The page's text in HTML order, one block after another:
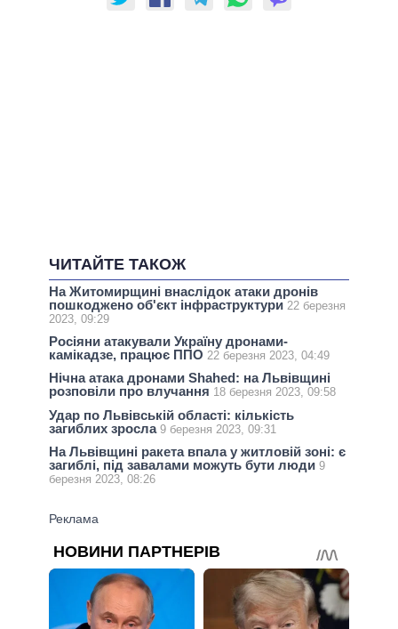
ЧИТАЙТЕ ТАКОЖ
На Житомирщині внаслідок атаки дронів
пошкоджено об'єкт інфраструктури 22 березня
2023, 09:29
Росіяни атакували Україну дронами-
камікадзе, працює ППО 22 березня 2023, 04:49
Нічна атака дронами Shahed: на Львівщині
розповіли про влучання 18 березня 2023, 09:58
Удар по Львівській області: кількість
загиблих зросла 9 березня 2023, 09:31
На Львівщині ракета впала у житловій зоні: є
загиблі, під завалами можуть бути люди 9
березня 2023, 08:26